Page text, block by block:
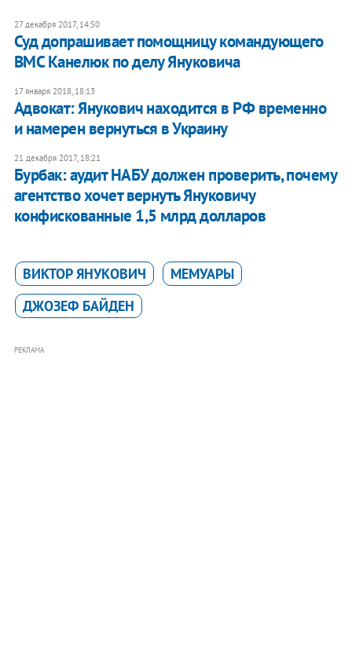
27 декабря 2017, 14:50
​Суд допрашивает помощницу командующего
ВМС Канелюк по делу Януковича
17 января 2018, 18:13
Адвокат: Янукович находится в РФ временно
и намерен вернуться в Украину
21 декабря 2017, 18:21
Бурбак: аудит НАБУ должен проверить, почему
агентство хочет вернуть Януковичу
конфискованные 1,5 млрд долларов
ВИКТОР ЯНУКОВИЧ
МЕМУАРЫ
ДЖОЗЕФ БАЙДЕН
РЕКЛАМА